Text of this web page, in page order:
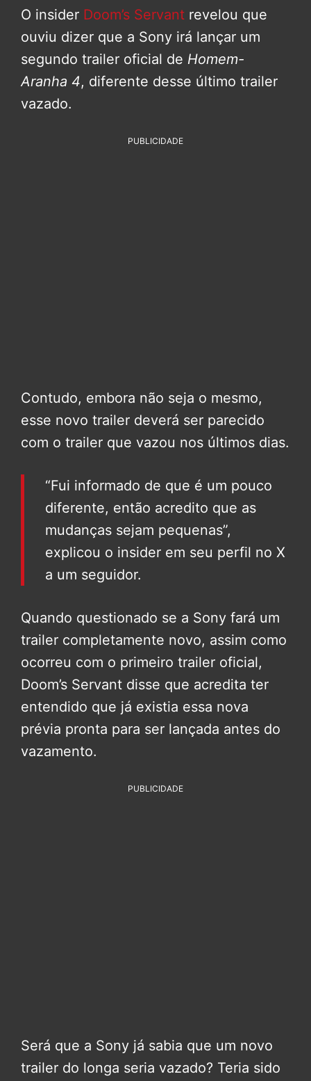
O insider Doom’s Servant revelou que
ouviu dizer que a Sony irá lançar um
segundo trailer oficial de Homem-
Aranha 4, diferente desse último trailer
vazado.
PUBLICIDADE
Contudo, embora não seja o mesmo,
esse novo trailer deverá ser parecido
com o trailer que vazou nos últimos dias.
“Fui informado de que é um pouco
diferente, então acredito que as
mudanças sejam pequenas”,
explicou o insider em seu perfil no X
a um seguidor.
Quando questionado se a Sony fará um
trailer completamente novo, assim como
ocorreu com o primeiro trailer oficial,
Doom’s Servant disse que acredita ter
entendido que já existia essa nova
prévia pronta para ser lançada antes do
vazamento.
PUBLICIDADE
Será que a Sony já sabia que um novo
trailer do longa seria vazado? Teria sido